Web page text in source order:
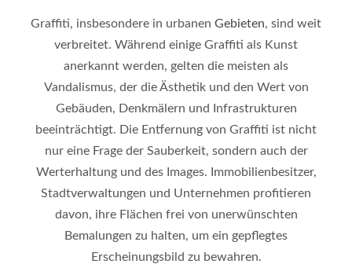
Graffiti, insbesondere in urbanen Gebieten, sind weit
verbreitet. Während einige Graffiti als Kunst
anerkannt werden, gelten die meisten als
Vandalismus, der die Ästhetik und den Wert von
Gebäuden, Denkmälern und Infrastrukturen
beeinträchtigt. Die Entfernung von Graffiti ist nicht
nur eine Frage der Sauberkeit, sondern auch der
Werterhaltung und des Images. Immobilienbesitzer,
Stadtverwaltungen und Unternehmen profitieren
davon, ihre Flächen frei von unerwünschten
Bemalungen zu halten, um ein gepflegtes
Erscheinungsbild zu bewahren.